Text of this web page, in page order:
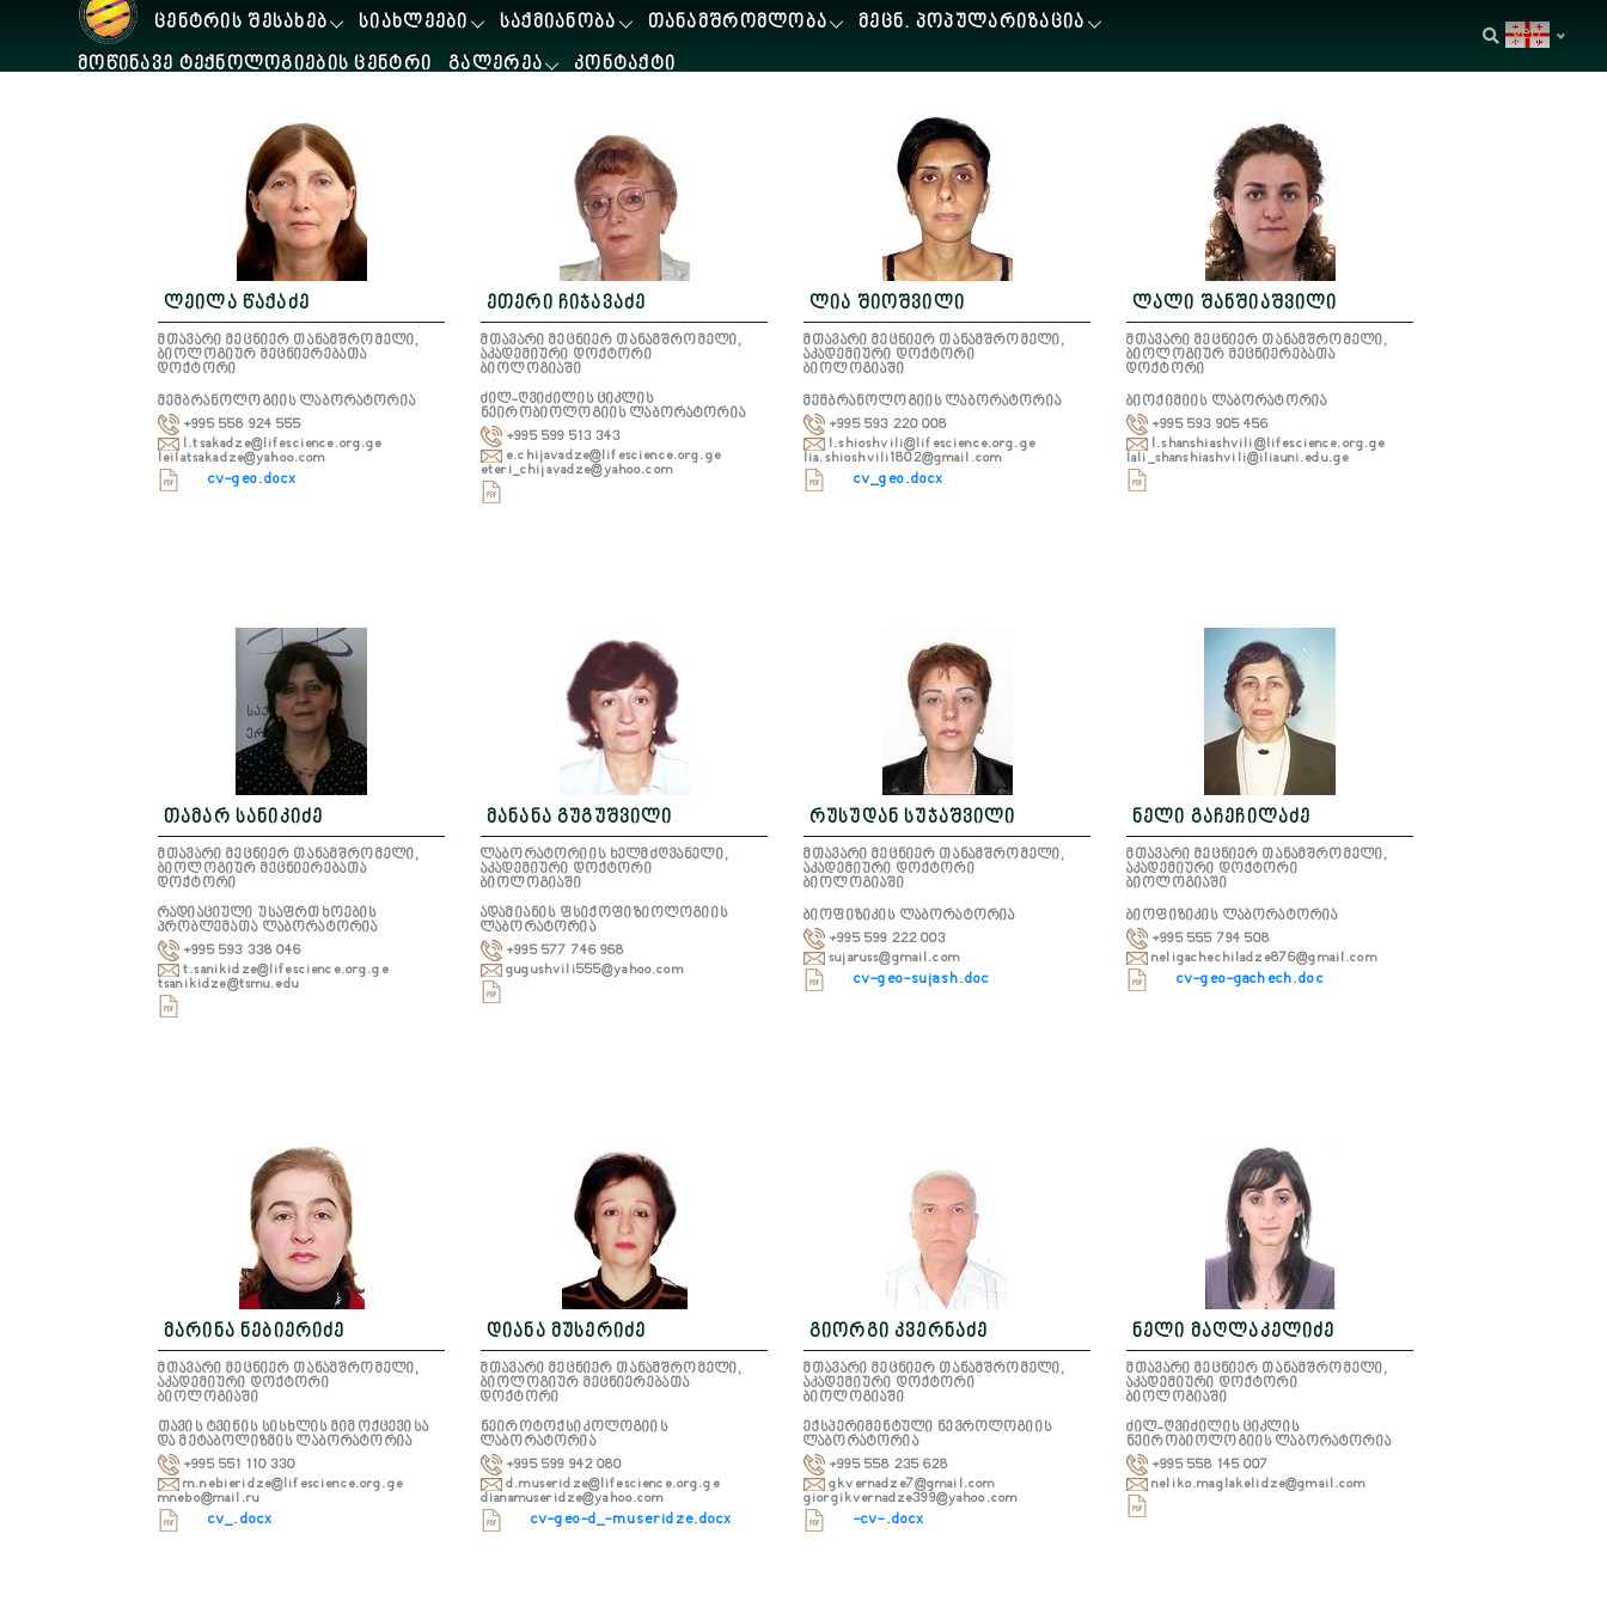
ᲪᲔᲜᲢᲠᲘᲡ ᲨᲔᲡᲐᲮᲔᲑ ᲡᲘᲐᲮᲚᲔᲔᲑᲘ ᲡᲐᲥᲛᲘᲐᲜᲝᲑᲐ ᲗᲐᲜᲐᲛᲨᲠᲝᲛᲚᲝᲑᲐ
ᲛᲔᲪᲜ. ᲞᲝᲞᲣᲚᲐᲠᲘᲖᲐᲪᲘᲐ
ᲛᲝᲬᲘᲜᲐᲕᲔ ᲢᲔᲥᲜᲝᲚᲝᲒᲘᲔᲑᲘᲡ ᲪᲔᲜᲢᲠᲘ
ᲒᲐᲚᲔᲠᲔᲐ ᲙᲝᲜᲢᲐᲥᲢᲘ
geo
ლეილა წაქაძე
მთავარი მეცნიერ თანამშრომელი,
ბიოლოგიურ მეცნიერებათა
დოქტორი
მემბრანოლოგიის ლაბორატორია
+995 558 924 555
l.tsakadze@lifescience.org.ge
leilatsakadze@yahoo.com
cv-geo.docx
ეთერი ჩიჯავაძე
მთავარი მეცნიერ თანამშრომელი,
აკადემიური დოქტორი
ბიოლოგიაში
ძილ-ღვიძილის ციკლის
ნეირობიოლოგიის ლაბორატორია
+995 599 513 343
e.chijavadze@lifescience.org.ge
eteri_chijavadze@yahoo.com
ლია შიოშვილი
მთავარი მეცნიერ თანამშრომელი,
აკადემიური დოქტორი
ბიოლოგიაში
მემბრანოლოგიის ლაბორატორია
+995 593 220 008
l.shioshvili@lifescience.org.ge
lia.shioshvili1802@gmail.com
cv_geo.docx
ლალი შანშიაშვილი
მთავარი მეცნიერ თანამშრომელი,
ბიოლოგიურ მეცნიერებათა
დოქტორი
ბიოქიმიის ლაბორატორია
+995 593 905 456
l.shanshiashvili@lifescience.org.ge
lali_shanshiashvili@iliauni.edu.ge
თამარ სანიკიძე
მთავარი მეცნიერ თანამშრომელი,
ბიოლოგიურ მეცნიერებათა
დოქტორი
რადიაციული უსაფრთხოების
პრობლემათა ლაბორატორია
+995 593 338 046
t.sanikidze@lifescience.org.ge
tsanikidze@tsmu.edu
მანანა გუგუშვილი
ლაბორატორიის ხელმძღვანელი,
აკადემიური დოქტორი
ბიოლოგიაში
ადამიანის ფსიქოფიზიოლოგიის
ლაბორატორია
+995 577 746 968
gugushvili555@yahoo.com
რუსუდან სუჯაშვილი
მთავარი მეცნიერ თანამშრომელი,
აკადემიური დოქტორი
ბიოლოგიაში
ბიოფიზიკის ლაბორატორია
+995 599 222 003
sujaruss@gmail.com
cv-geo-sujash.doc
ნელი გაჩეჩილაძე
მთავარი მეცნიერ თანამშრომელი,
აკადემიური დოქტორი
ბიოლოგიაში
ბიოფიზიკის ლაბორატორია
+995 555 794 508
neligachechiladze876@gmail.com
cv-geo-gachech.doc
მარინა ნებიერიძე
მთავარი მეცნიერ თანამშრომელი,
აკადემიური დოქტორი
ბიოლოგიაში
თავის ტვინის სისხლის მიმოქცევისა
და მეტაბოლიზმის ლაბორატორია
+995 551 110 330
m.nebieridze@lifescience.org.ge
mnebo@mail.ru
cv_.docx
დიანა მუსერიძე
მთავარი მეცნიერ თანამშრომელი,
ბიოლოგიურ მეცნიერებათა
დოქტორი
ნეიროტოქსიკოლოგიის
ლაბორატორია
+995 599 942 080
d.museridze@lifescience.org.ge
dianamuseridze@yahoo.com
cv-geo-d_-museridze.docx
გიორგი კვერნაძე
მთავარი მეცნიერ თანამშრომელი,
აკადემიური დოქტორი
ბიოლოგიაში
ექსპერიმენტული ნევროლოგიის
ლაბორატორია
+995 558 235 628
gkvernadze7@gmail.com
giorgikvernadze399@yahoo.com
-cv-.docx
ნელი მაღლაკელიძე
მთავარი მეცნიერ თანამშრომელი,
აკადემიური დოქტორი
ბიოლოგიაში
ძილ-ღვიძილის ციკლის
ნეირობიოლოგიის ლაბორატორია
+995 558 145 007
neliko.maglakelidze@gmail.com